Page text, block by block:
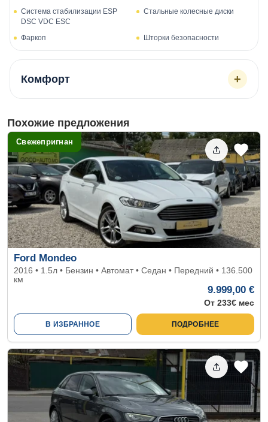
Система стабилизации ESP
DSC VDC ESC
Стальные колесные диски
Фаркоп Шторки безопасности
Комфорт +
Похожие предложения
Свежепригнан
Ford Mondeo
2016 • 1.5л • Бензин • Автомат • Седан • Передний • 136.500
км
9.999,00 €
От 233€ мес
В ИЗБРАННОЕ ПОДРОБНЕЕ